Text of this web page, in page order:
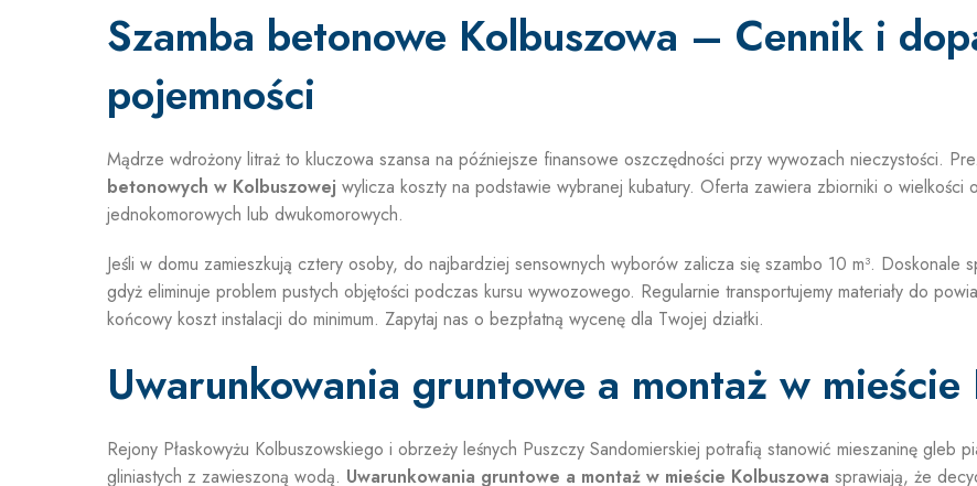
Szamba betonowe Kolbuszowa – Cennik i
pojemności
Mądrze wdrożony litraż to kluczowa szansa na późniejsze finansowe oszczędności przy wywozach nieczystości.
betonowych w Kolbuszowej wylicza koszty na podstawie wybranej kubatury. Oferta zawiera zbiorniki o wielkości
jednokomorowych lub dwukomorowych.
Jeśli w domu zamieszkują cztery osoby, do najbardziej sensownych wyborów zalicza się szambo 10 m³. Doskonale
gdyż eliminuje problem pustych objętości podczas kursu wywozowego. Regularnie transportujemy materiały do
końcowy koszt instalacji do minimum. Zapytaj nas o bezpłatną wycenę dla Twojej działki.
Uwarunkowania gruntowe a montaż w mieście
Rejony Płaskowyżu Kolbuszowskiego i obrzeży leśnych Puszczy Sandomierskiej potrafią stanowić mieszaninę gleb
gliniastych z zawieszoną wodą. Uwarunkowania gruntowe a montaż w mieście Kolbuszowa sprawiają, że